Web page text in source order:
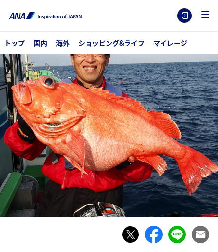
トップ 国内 海外 ショッピング&ライフ マイレージ